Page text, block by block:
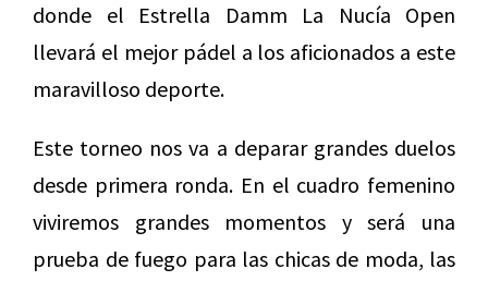
donde el Estrella Damm La Nucía Open
llevará el mejor pádel a los aficionados a este
maravilloso deporte.
Este torneo nos va a deparar grandes duelos
desde primera ronda. En el cuadro femenino
viviremos grandes momentos y será una
prueba de fuego para las chicas de moda, las